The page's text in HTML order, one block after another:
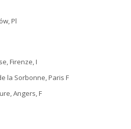
Pl
Firenze, I
la Sorbonne, Paris F
Angers, F